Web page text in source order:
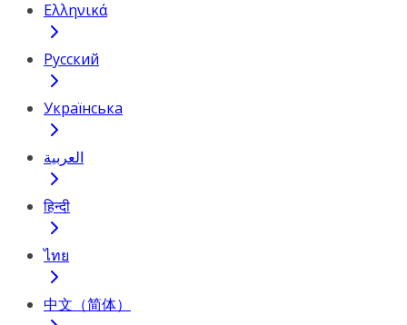
Ελληνικά
Русский
Українська
العربية
हिन्दी
ไทย
中文（简体）